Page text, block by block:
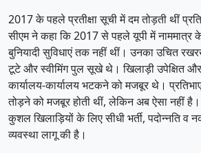
2017 के पहले प्रतीक्षा सूची में दम तोड़ती थीं
सीएम ने कहा कि 2017 से पहले यूपी में नाममात्र
बुनियादी सुविधाएं तक नहीं थीं। उनका उचित
टूटे और स्वीमिंग पुल सूखे थे। खिलाड़ी उपेक्षित
कार्यालय-कार्यालय भटकने को मजबूर थे।
तोड़ने को मजबूर होती थीं, लेकिन अब ऐसा नहीं
कुशल खिलाड़ियों के लिए सीधी भर्ती, पदोन्नति व
व्यवस्था लागू की है।